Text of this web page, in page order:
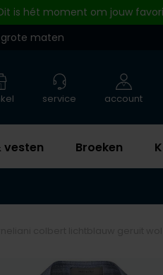
Dit is hét moment om jouw
grote maten
vesten Broeken
service account